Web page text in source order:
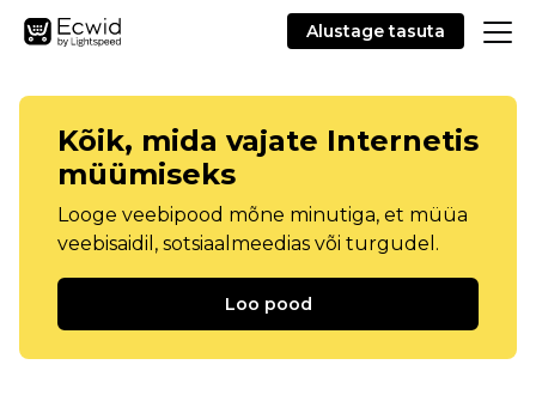
Alustage tasuta
Kõik, mida vajate Internetis
müümiseks
Looge veebipood mõne minutiga, et müüa
veebisaidil, sotsiaalmeedias või turgudel.
Loo pood